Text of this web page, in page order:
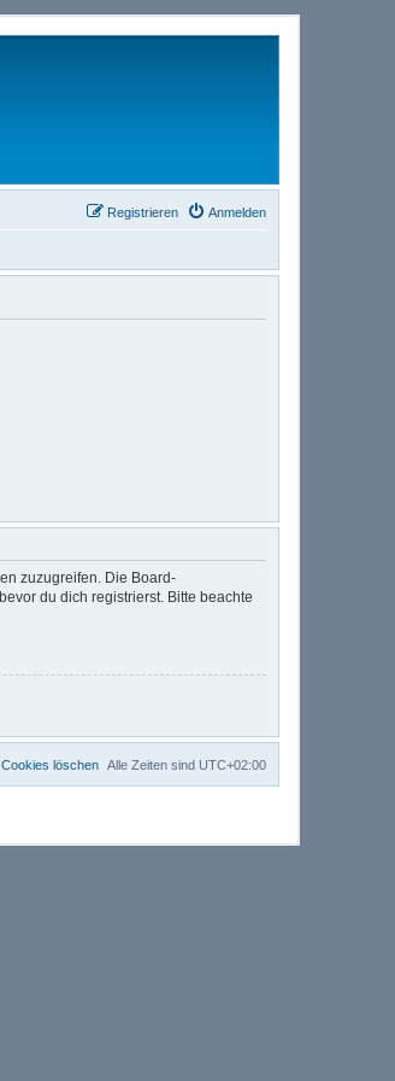
Anmelden
Registrieren
zuzugreifen. Die Board-
du dich registrierst. Bitte beachte
Alle Zeiten sind UTC+02:00
Cookies löschen